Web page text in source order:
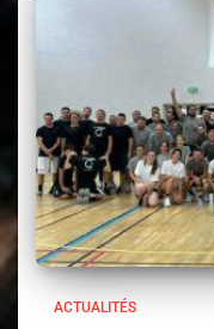
ACTUALITÉS